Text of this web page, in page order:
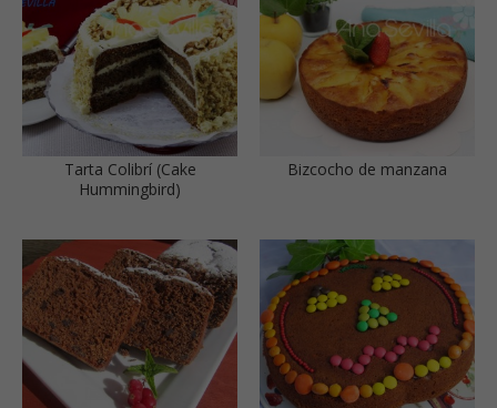
Tarta Colibrí (Cake
Hummingbird)
Bizcocho de manzana